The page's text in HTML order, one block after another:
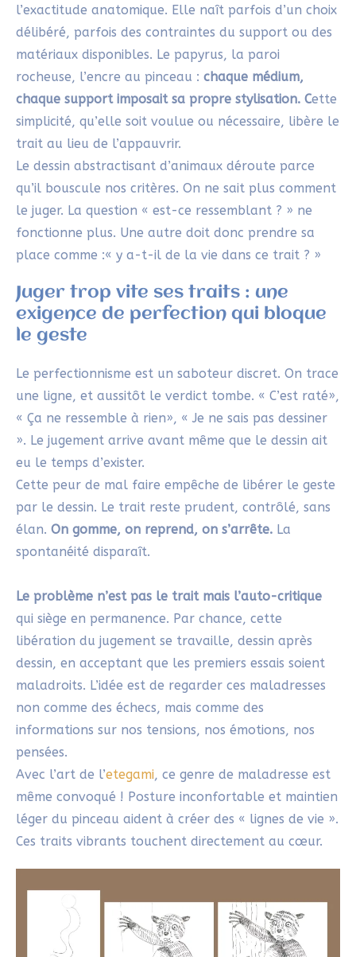
l’exactitude anatomique. Elle naît parfois d’un choix
délibéré, parfois des contraintes du support ou des
matériaux disponibles. Le papyrus, la paroi
rocheuse, l’encre au pinceau : chaque médium,
chaque support imposait sa propre stylisation. Cette
simplicité, qu’elle soit voulue ou nécessaire, libère le
trait au lieu de l’appauvrir.
Le dessin abstractisant d’animaux déroute parce
qu’il bouscule nos critères. On ne sait plus comment
le juger. La question « est-ce ressemblant ? » ne
fonctionne plus. Une autre doit donc prendre sa
place comme :« y a-t-il de la vie dans ce trait ? »
Juger trop vite ses traits : une
exigence de perfection qui bloque
le geste
Le perfectionnisme est un saboteur discret. On trace
une ligne, et aussitôt le verdict tombe. « C’est raté»,
« Ça ne ressemble à rien», « Je ne sais pas dessiner
». Le jugement arrive avant même que le dessin ait
eu le temps d’exister.
Cette peur de mal faire empêche de libérer le geste
par le dessin. Le trait reste prudent, contrôlé, sans
élan. On gomme, on reprend, on s’arrête. La
spontanéité disparaît.
Le problème n’est pas le trait mais l’auto-critique
qui siège en permanence. Par chance, cette
libération du jugement se travaille, dessin après
dessin, en acceptant que les premiers essais soient
maladroits. L’idée est de regarder ces maladresses
non comme des échecs, mais comme des
informations sur nos tensions, nos émotions, nos
pensées.
Avec l’art de l’etegami, ce genre de maladresse est
même convoqué ! Posture inconfortable et maintien
léger du pinceau aident à créer des « lignes de vie ».
Ces traits vibrants touchent directement au cœur.